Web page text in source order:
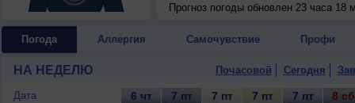
Прогноз погоды обновлен 23 часа 18
Погода Аллергия Самочувствие Профи
НА НЕДЕЛЮ Почасовой Сегодня
Дата
6 чт 7 пт 7 пт 7 пт 7 пт 8 сб